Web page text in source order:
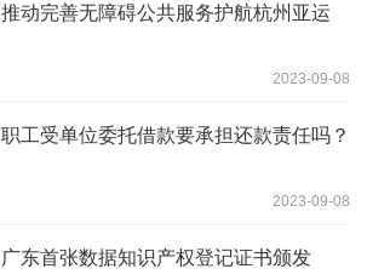
推动完善无障碍公共服务护航杭州亚运
2023-09-08
职工受单位委托借款要承担还款责任吗？
2023-09-08
广东首张数据知识产权登记证书颁发